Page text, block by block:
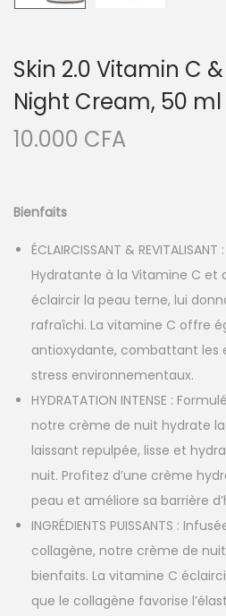
Skin 2.0 Vitamin C
Night Cream, 50 ml
10.000 CFA
Bienfaits
ÉCLAIRCISSANT &
Hydratante à la Vitamine C et
éclaircir la peau terne, lui
rafraîchi. La vitamine C offre
antioxydante, combattant les
stress environnementaux.
HYDRATATION INTENSE :
notre crème de nuit hydrate
laissant repulpée, lisse et
nuit. Profitez d’une crème
peau et améliore sa barrière
INGRÉDIENTS PUISSANTS :
collagène, notre crème de
bienfaits. La vitamine C
que le collagène favorise